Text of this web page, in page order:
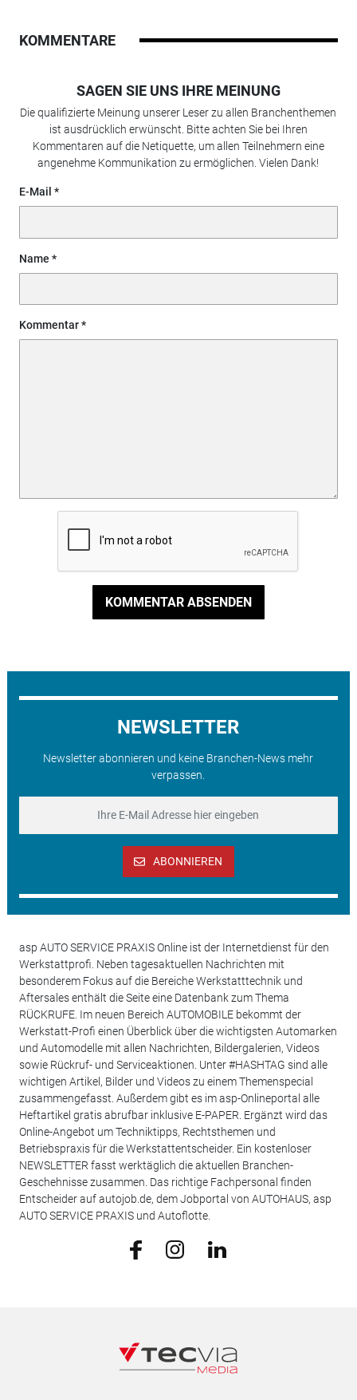
KOMMENTARE
SAGEN SIE UNS IHRE MEINUNG
Die qualifizierte Meinung unserer Leser zu allen Branchenthemen
ist ausdrücklich erwünscht. Bitte achten Sie bei Ihren
Kommentaren auf die Netiquette, um allen Teilnehmern eine
angenehme Kommunikation zu ermöglichen. Vielen Dank!
E-Mail
Name
Kommentar
KOMMENTAR ABSENDEN
NEWSLETTER
Newsletter abonnieren und keine Branchen-News mehr
verpassen.
ABONNIEREN
asp AUTO SERVICE PRAXIS Online ist der Internetdienst für den
Werkstattprofi. Neben tagesaktuellen Nachrichten mit
besonderem Fokus auf die Bereiche Werkstatttechnik und
Aftersales enthält die Seite eine Datenbank zum Thema
RÜCKRUFE. Im neuen Bereich AUTOMOBILE bekommt der
Werkstatt-Profi einen Überblick über die wichtigsten Automarken
und Automodelle mit allen Nachrichten, Bildergalerien, Videos
sowie Rückruf- und Serviceaktionen. Unter #HASHTAG sind alle
wichtigen Artikel, Bilder und Videos zu einem Themenspecial
zusammengefasst. Außerdem gibt es im asp-Onlineportal alle
Heftartikel gratis abrufbar inklusive E-PAPER. Ergänzt wird das
Online-Angebot um Techniktipps, Rechtsthemen und
Betriebspraxis für die Werkstattentscheider. Ein kostenloser
NEWSLETTER fasst werktäglich die aktuellen Branchen-
Geschehnisse zusammen. Das richtige Fachpersonal finden
Entscheider auf autojob.de, dem Jobportal von AUTOHAUS, asp
AUTO SERVICE PRAXIS und Autoflotte.